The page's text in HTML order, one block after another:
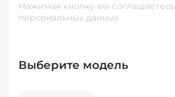
Нажимая кнопку вы соглашаетесь
персональных данных
Выберите модель